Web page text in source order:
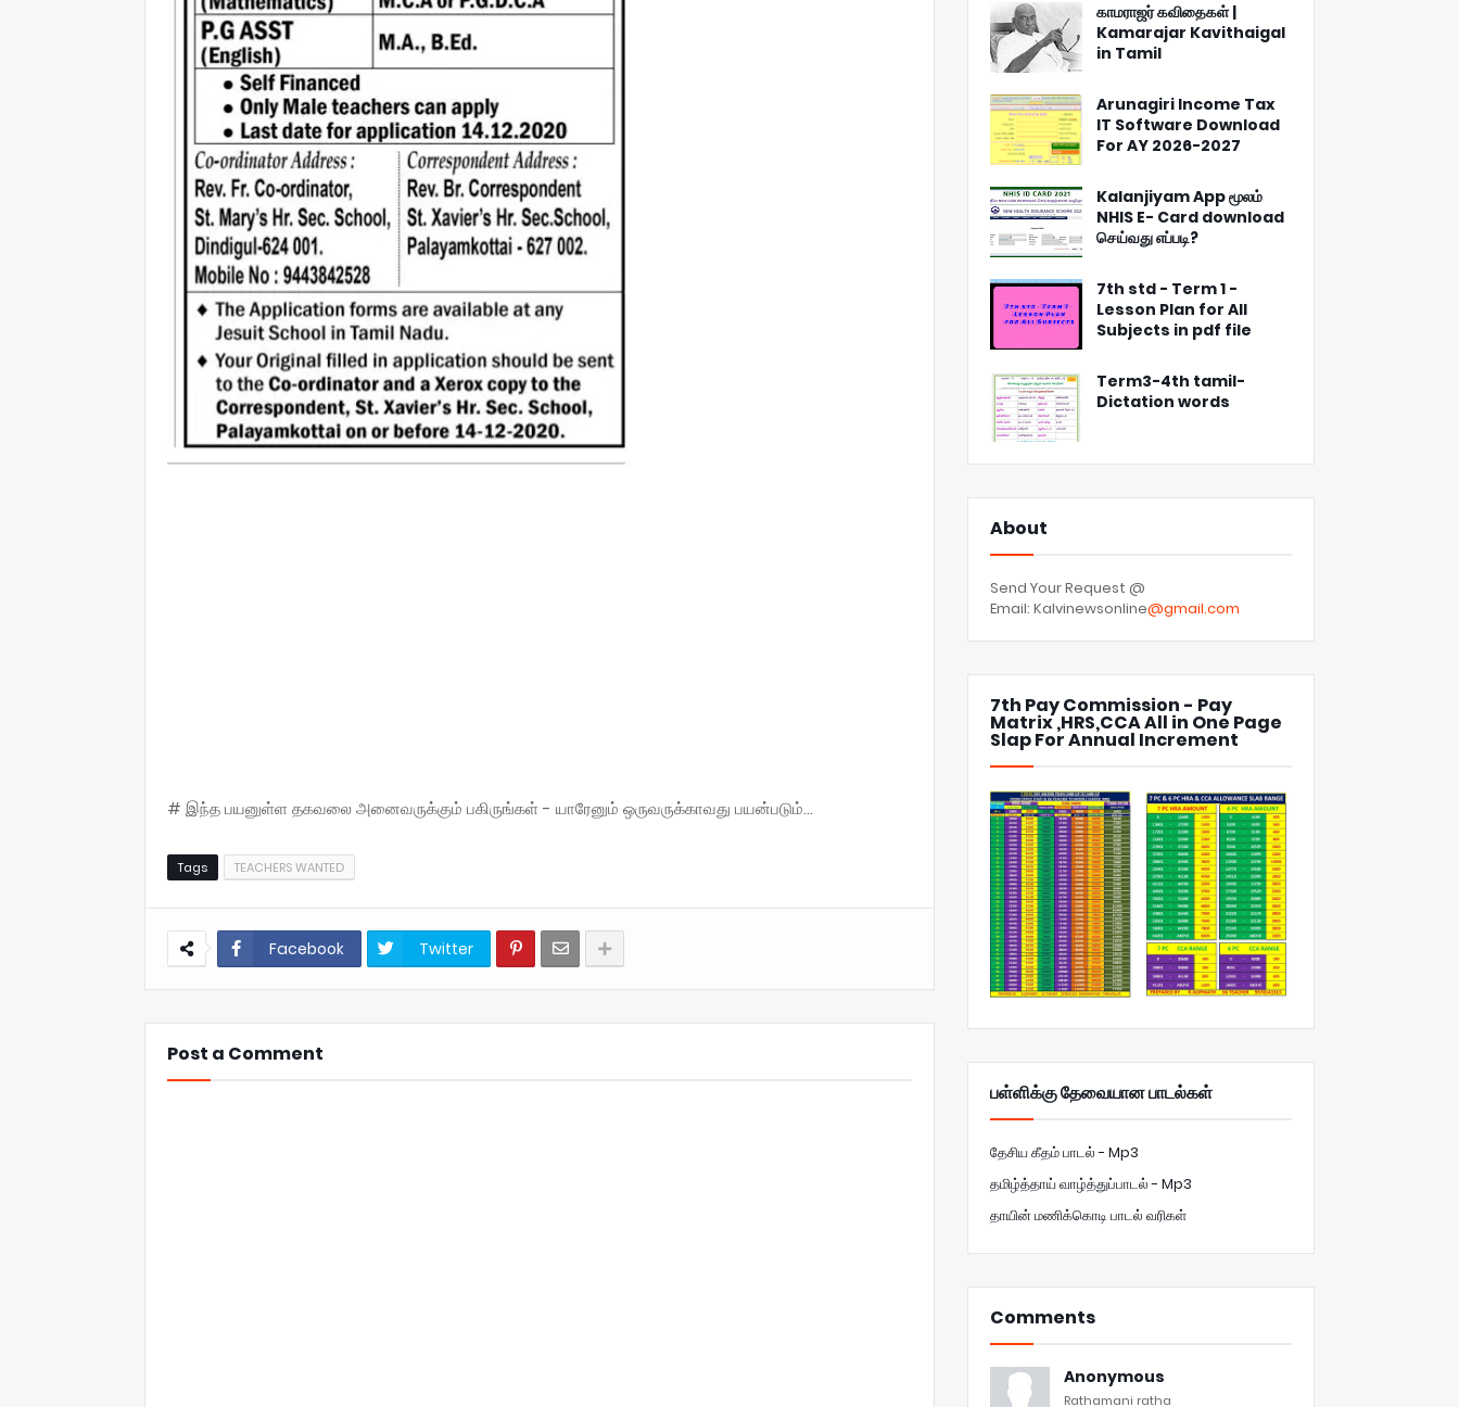
# இந்த பயனுள்ள தகவலை அனைவருக்கும் பகிருங்கள் - யாரேனும் ஒருவருக்காவது பயன்படும்...
Tags TEACHERS WANTED
Facebook Twitter
Post a Comment
காமராஜர் கவிதைகள் |
Kamarajar Kavithaigal
in Tamil
Arunagiri Income Tax
IT Software Download
For AY 2026-2027
Kalanjiyam App மூலம்
NHIS E- Card download
செய்வது எப்படி?
7th std - Term 1 -
Lesson Plan for All
Subjects in pdf file
Term3-4th tamil-
Dictation words
About
Send Your Request @
Email: Kalvinewsonline@gmail.com
7th Pay Commission - Pay
Matrix ,HRS,CCA All in One Page
Slap For Annual Increment
பள்ளிக்கு தேவையான பாடல்கள்
தேசிய கீதம் பாடல் - Mp3
தமிழ்த்தாய் வாழ்த்துப்பாடல் - Mp3
தாயின் மணிக்கொடி பாடல் வரிகள்
Comments
Anonymous
Rathamani ratha